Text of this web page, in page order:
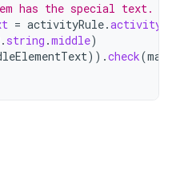
has the special text.
= activityRule.activity
. string .middle)
)).check(